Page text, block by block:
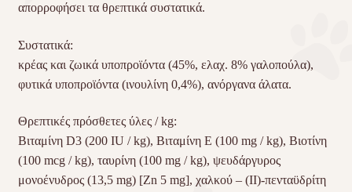
απορροφήσει τα θρεπτικά συστατικά.
Συστατικά:
κρέας και ζωικά υποπροϊόντα (45%, ελαχ. 8% γαλοπούλα),
φυτικά υποπροϊόντα (ινουλίνη 0,4%), ανόργανα άλατα.
Θρεπτικές πρόσθετες ύλες / kg:
Βιταμίνη D3 (200 IU / kg), Βιταμίνη Ε (100 mg / kg), Βιοτίνη
(100 mcg / kg), ταυρίνη (100 mg / kg), ψευδάργυρος
μονοένυδρος (13,5 mg) [Zn 5 mg], χαλκού – (ΙΙ)-πενταϋδρίτη